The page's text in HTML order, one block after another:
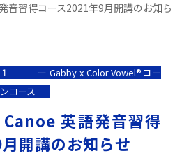
音習得コース2021年9月開講のお知ら
ー Gabby x Color Vowel®︎コー
コース
英語発音習得
開講のお知らせ